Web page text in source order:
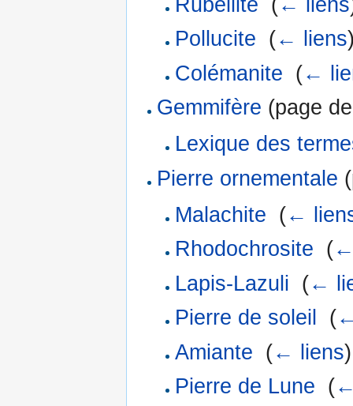
Rubellite (← liens
Pollucite (← liens
Colémanite (←
Gemmifère (page
Lexique des
Pierre ornementale
Malachite (←
Rhodochrosite (←
Lapis-Lazuli (←
Pierre de soleil
(
Amiante (← liens)
Pierre de Lune (←